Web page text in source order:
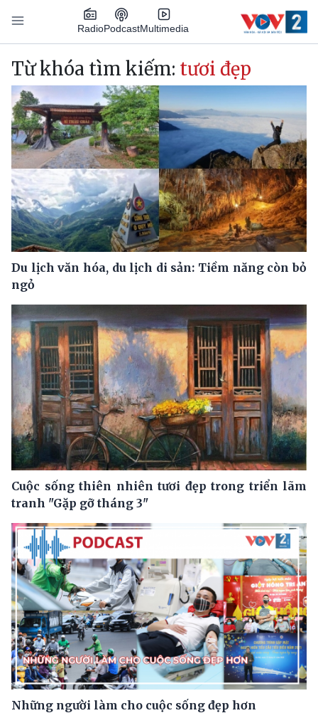
Nhảy đến nội dung
RadioPodcastMultimedia
Main navigation
Từ khóa tìm kiếm: tươi đẹp
Du lịch văn hóa, du lịch di sản: Tiềm năng còn bỏ
ngỏ
Cuộc sống thiên nhiên tươi đẹp trong triển lãm
tranh "Gặp gỡ tháng 3"
Những người làm cho cuộc sống đẹp hơn